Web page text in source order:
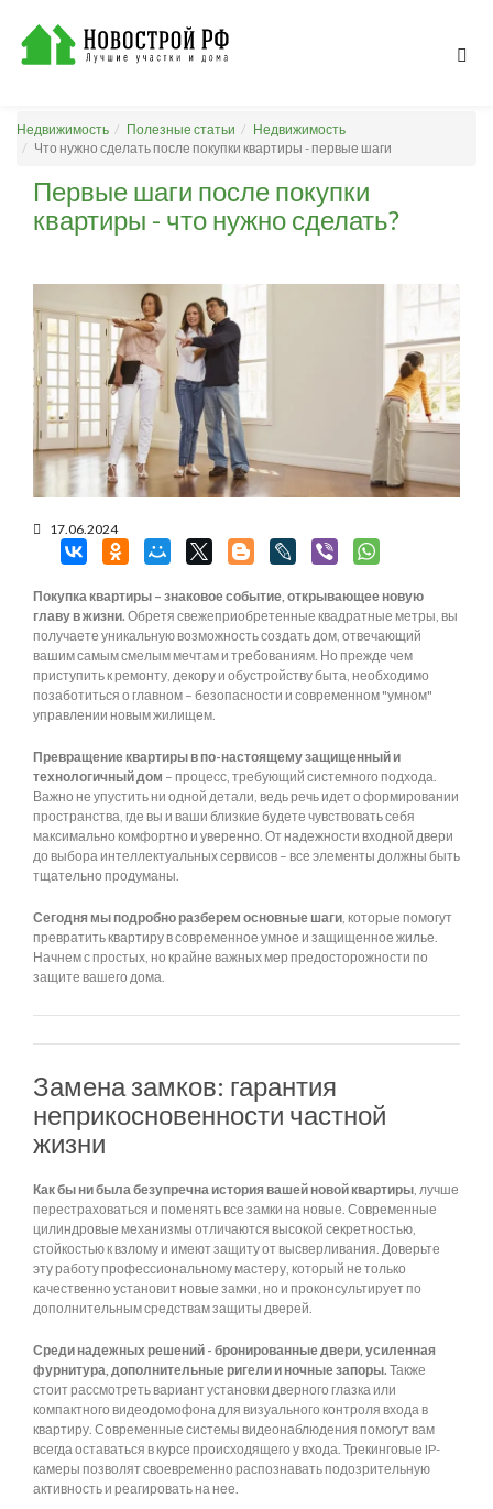
Недвижимость Полезные статьи
Недвижимость
Что нужно сделать после покупки квартиры - первые шаги
Первые шаги после покупки
квартиры - что нужно сделать?
17.06.2024
Покупка квартиры – знаковое событие, открывающее новую
главу в жизни. Обретя свежеприобретенные квадратные метры, вы
получаете уникальную возможность создать дом, отвечающий
вашим самым смелым мечтам и требованиям. Но прежде чем
приступить к ремонту, декору и обустройству быта, необходимо
позаботиться о главном – безопасности и современном "умном"
управлении новым жилищем.
Превращение квартиры в по-настоящему защищенный и
технологичный дом – процесс, требующий системного подхода.
Важно не упустить ни одной детали, ведь речь идет о формировании
пространства, где вы и ваши близкие будете чувствовать себя
максимально комфортно и уверенно. От надежности входной двери
до выбора интеллектуальных сервисов – все элементы должны быть
тщательно продуманы.
Сегодня мы подробно разберем основные шаги, которые помогут
превратить квартиру в современное умное и защищенное жилье.
Начнем с простых, но крайне важных мер предосторожности по
защите вашего дома.
Замена замков: гарантия
неприкосновенности частной
жизни
Как бы ни была безупречна история вашей новой квартиры, лучше
перестраховаться и поменять все замки на новые. Современные
цилиндровые механизмы отличаются высокой секретностью,
стойкостью к взлому и имеют защиту от высверливания. Доверьте
эту работу профессиональному мастеру, который не только
качественно установит новые замки, но и проконсультирует по
дополнительным средствам защиты дверей.
Среди надежных решений - бронированные двери, усиленная
фурнитура, дополнительные ригели и ночные запоры. Также
стоит рассмотреть вариант установки дверного глазка или
компактного видеодомофона для визуального контроля входа в
квартиру. Современные системы видеонаблюдения помогут вам
всегда оставаться в курсе происходящего у входа. Трекинговые IP-
камеры позволят своевременно распознавать подозрительную
активность и реагировать на нее.